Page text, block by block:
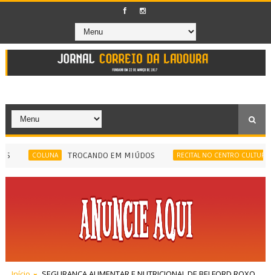
COLUNA TROCANDO EM MIÚDOS RECITAL NO CENTRO CULTURAL